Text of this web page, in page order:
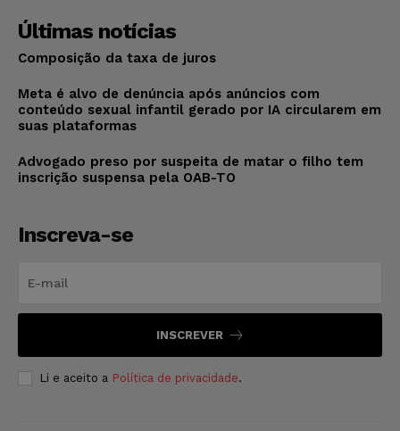
Últimas notícias
Composição da taxa de juros
Meta é alvo de denúncia após anúncios com
conteúdo sexual infantil gerado por IA circularem em
suas plataformas
Advogado preso por suspeita de matar o filho tem
inscrição suspensa pela OAB-TO
Inscreva-se
INSCREVER
Li e aceito a Política de privacidade.